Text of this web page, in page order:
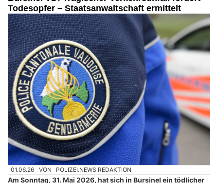
Todesopfer – Staatsanwaltschaft ermittelt
01.06.26 VON POLIZEI.NEWS REDAKTION
Am Sonntag, 31. Mai 2026, hat sich in Bursinel ein tödlicher